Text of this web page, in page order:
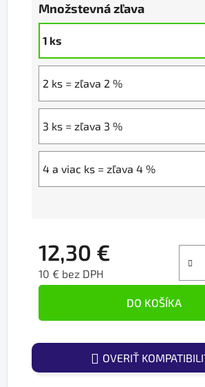
Množstevná zľava
1 ks
2 ks = zľava 2 %
3 ks = zľava 3 %
4 a viac ks = zľava 4 %
12,30 €
10 € bez DPH
DO KOŠÍKA
OVERIŤ